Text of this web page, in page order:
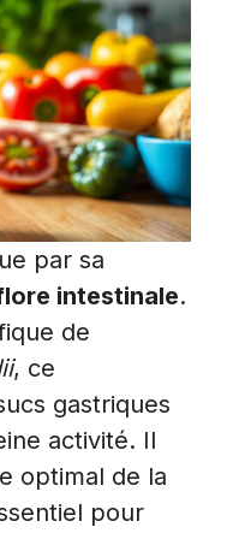
par sa
intestinale.
de
, ce
gastriques
activité. Il
optimal de la
pour